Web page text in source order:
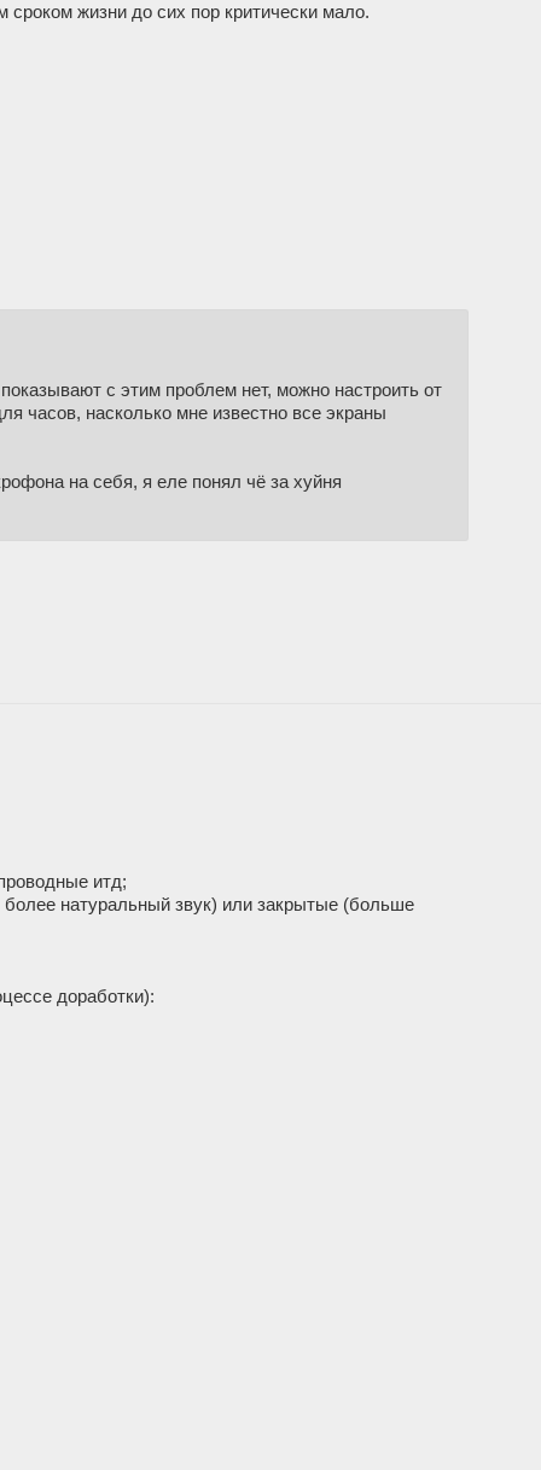
жизни до сих пор критически мало.
с этим проблем нет, можно настроить от
часов, насколько мне известно все экраны
на себя, я еле понял чё за хуйня
итд;
натуральный звук) или закрытые (больше
доработки):